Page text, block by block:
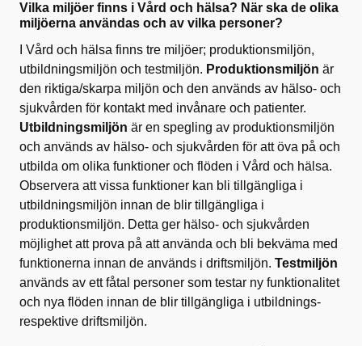
Vilka miljöer finns i Vård och hälsa? När ska de olika
miljöerna användas och av vilka personer?
I Vård och hälsa finns tre miljöer; produktionsmiljön,
utbildningsmiljön och testmiljön. Produktionsmiljön är
den riktiga/skarpa miljön och den används av hälso- och
sjukvården för kontakt med invånare och patienter.
Utbildningsmiljön är en spegling av produktionsmiljön
och används av hälso- och sjukvården för att öva på och
utbilda om olika funktioner och flöden i Vård och hälsa.
Observera att vissa funktioner kan bli tillgängliga i
utbildningsmiljön innan de blir tillgängliga i
produktionsmiljön. Detta ger hälso- och sjukvården
möjlighet att prova på att använda och bli bekväma med
funktionerna innan de används i driftsmiljön. Testmiljön
används av ett fåtal personer som testar ny funktionalitet
och nya flöden innan de blir tillgängliga i utbildnings-
respektive driftsmiljön.